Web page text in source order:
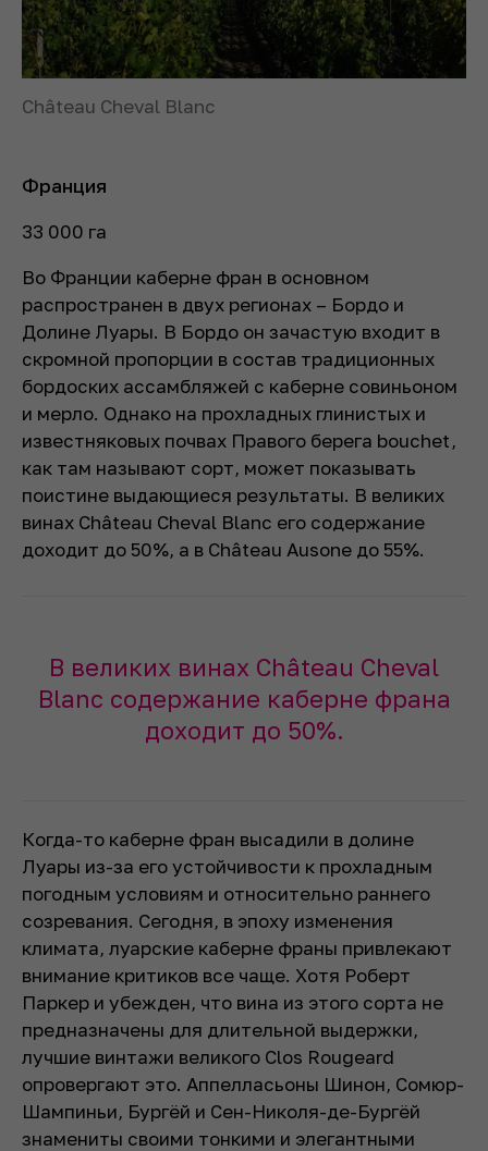
Château Cheval Blanc
Франция
33 000 га
Во Франции каберне фран в основном
распространен в двух регионах – Бордо и
Долине Луары. В Бордо он зачастую входит в
скромной пропорции в состав традиционных
бордоских ассамбляжей с каберне совиньоном
и мерло. Однако на прохладных глинистых и
известняковых почвах Правого берега bouchet,
как там называют сорт, может показывать
поистине выдающиеся результаты. В великих
винах Château Cheval Blanc его содержание
доходит до 50%, а в Château Ausone до 55%.
В великих винах Château Cheval
Blanc содержание каберне франа
доходит до 50%.
Когда-то каберне фран высадили в долине
Луары из-за его устойчивости к прохладным
погодным условиям и относительно раннего
созревания. Сегодня, в эпоху изменения
климата, луарские каберне франы привлекают
внимание критиков все чаще. Хотя Роберт
Паркер и убежден, что вина из этого сорта не
предназначены для длительной выдержки,
лучшие винтажи великого Clos Rougeard
опровергают это. Аппелласьоны Шинон, Сомюр-
Шампиньи, Бургёй и Сен-Николя-де-Бургёй
знамениты своими тонкими и элегантными